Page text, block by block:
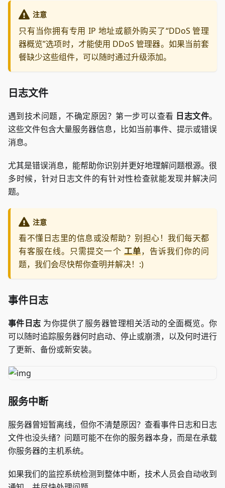
注意
只有当你拥有专用 IP 地址或额外购买了“DDoS 管理
器概览”选项时，才能使用 DDoS 管理器。如果当前套
餐缺少这些组件，可以随时通过升级添加。
日志文件
遇到技术问题，不确定原因？第一步可以查看 日志文件。
这些文件包含大量服务器信息，比如当前事件、提示或错误
消息。
尤其是错误消息，能帮助你识别并更好地理解问题根源。很
多时候，针对日志文件的有针对性检查就能发现并解决问
题。
注意
看不懂日志里的信息或没帮助？别担心！我们每天都
有客服在线。只需提交一个 工单，告诉我们你的问
题，我们会尽快帮你查明并解决！:)
事件日志
事件日志 为你提供了服务器管理相关活动的全面概览。你
可以随时追踪服务器何时启动、停止或崩溃，以及何时进行
了更新、备份或新安装。
服务中断
服务器曾短暂离线，但你不清楚原因？查看事件日志和日志
文件也没头绪？问题可能不在你的服务器本身，而是在承载
你服务器的主机系统。
如果我们的监控系统检测到整体中断，技术人员会自动收到